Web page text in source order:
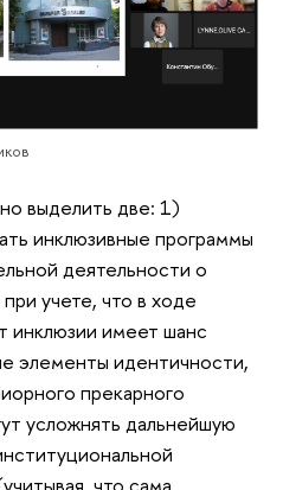
выделить две: 1)
инклюзивные программы
деятельности о
учете, что в ходе
инклюзии имеет шанс
элементы идентичности,
прекарного
усложнять дальнейшую